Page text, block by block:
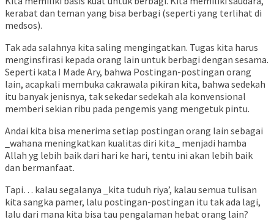
kerabat dan teman yang bisa berbagi (seperti yang terlihat di
medsos).
Tak ada salahnya kita saling mengingatkan. Tugas kita harus
menginsfirasi kepada orang lain untuk berbagi dengan sesama.
Seperti kata I Made Ary, bahwa Postingan-postingan orang
lain, acapkali membuka cakrawala pikiran kita, bahwa sedekah
itu banyak jenisnya, tak sekedar sedekah ala konvensional
memberi sekian ribu pada pengemis yang mengetuk pintu.
Andai kita bisa menerima setiap postingan orang lain sebagai
_wahana meningkatkan kualitas diri kita_ menjadi hamba
Allah yg lebih baik dari hari ke hari, tentu ini akan lebih baik
dan bermanfaat.
Tapi… kalau segalanya _kita tuduh riya’, kalau semua tulisan
kita sangka pamer, lalu postingan-postingan itu tak ada lagi,
lalu dari mana kita bisa tau pengalaman hebat orang lain?